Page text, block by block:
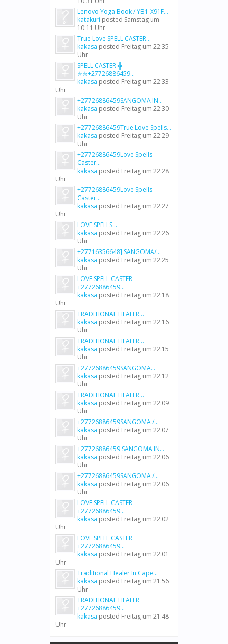
Lenovo Yoga Book / YB1-X91F...
katakuri posted Samstag um
10:11 Uhr
True Love SPELL CASTER...
kakasa posted Freitag um 22:35
Uhr
SPELL CASTER ╬
✯✯+27726886459...
kakasa posted Freitag um 22:33
Uhr
+27726886459SANGOMA IN...
kakasa posted Freitag um 22:30
Uhr
+27726886459True Love Spells...
kakasa posted Freitag um 22:29
Uhr
+27726886459Love Spells
Caster...
kakasa posted Freitag um 22:28
Uhr
+27726886459Love Spells
Caster...
kakasa posted Freitag um 22:27
Uhr
LOVE SPELLS...
kakasa posted Freitag um 22:26
Uhr
+27716356648].SANGOMA/...
kakasa posted Freitag um 22:25
Uhr
LOVE SPELL CASTER
+27726886459...
kakasa posted Freitag um 22:18
Uhr
TRADITIONAL HEALER...
kakasa posted Freitag um 22:16
Uhr
TRADITIONAL HEALER...
kakasa posted Freitag um 22:15
Uhr
+27726886459SANGOMA...
kakasa posted Freitag um 22:12
Uhr
TRADITIONAL HEALER...
kakasa posted Freitag um 22:09
Uhr
+27726886459SANGOMA /...
kakasa posted Freitag um 22:07
Uhr
+27726886459 SANGOMA IN...
kakasa posted Freitag um 22:06
Uhr
+27726886459SANGOMA /...
kakasa posted Freitag um 22:06
Uhr
LOVE SPELL CASTER
+27726886459...
kakasa posted Freitag um 22:02
Uhr
LOVE SPELL CASTER
+27726886459...
kakasa posted Freitag um 22:01
Uhr
Traditional Healer In Cape...
kakasa posted Freitag um 21:56
Uhr
TRADITIONAL HEALER
+27726886459...
kakasa posted Freitag um 21:48
Uhr